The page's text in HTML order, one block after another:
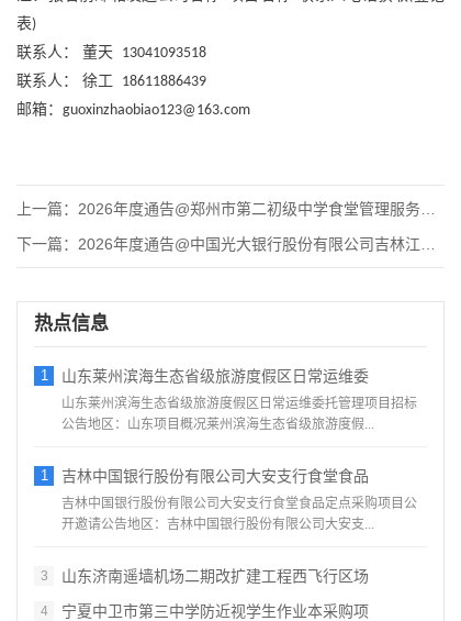
表)
联系人：
董天 13041093518
联系人：
徐工
18611886439
邮箱： guoxinzhaobiao123@163.com
上一篇： 2026年度通告@郑州市第二初级中学食堂管理服务项目-招标公
下一篇： 2026年度通告@中国光大银行股份有限公司吉林江南支行迁址项
热点信息
1 山东莱州滨海生态省级旅游度假区日常运维委
山东莱州滨海生态省级旅游度假区日常运维委托管理项目招标
公告地区：山东项目概况莱州滨海生态省级旅游度假...
1 吉林中国银行股份有限公司大安支行食堂食品
吉林中国银行股份有限公司大安支行食堂食品定点采购项目公
开邀请公告地区：吉林中国银行股份有限公司大安支...
3 山东济南遥墙机场二期改扩建工程西飞行区场
4 宁夏中卫市第三中学防近视学生作业本采购项